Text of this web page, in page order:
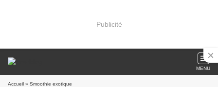
Publicité
MENU
Accueil » Smoothie exotique